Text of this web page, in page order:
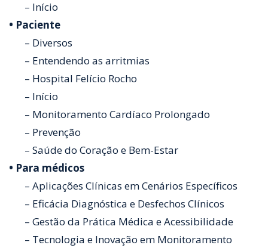
– Início
• Paciente
– Diversos
– Entendendo as arritmias
– Hospital Felício Rocho
– Início
– Monitoramento Cardíaco Prolongado
– Prevenção
– Saúde do Coração e Bem-Estar
• Para médicos
– Aplicações Clínicas em Cenários Específicos
– Eficácia Diagnóstica e Desfechos Clínicos
– Gestão da Prática Médica e Acessibilidade
– Tecnologia e Inovação em Monitoramento